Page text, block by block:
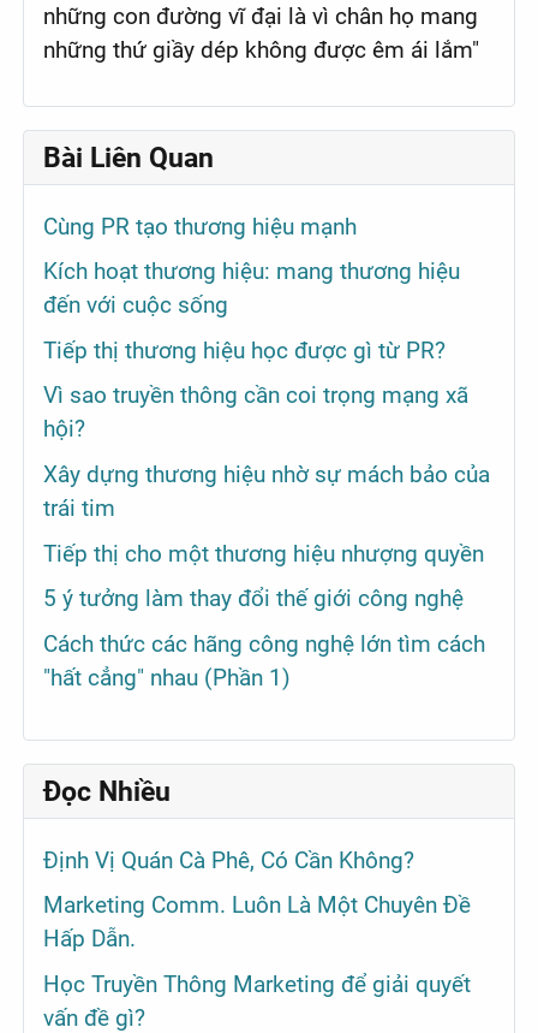
những con đường vĩ đại là vì chân họ mang
những thứ giầy dép không được êm ái lắm"
Bài Liên Quan
Cùng PR tạo thương hiệu mạnh
Kích hoạt thương hiệu: mang thương hiệu
đến với cuộc sống
Tiếp thị thương hiệu học được gì từ PR?
Vì sao truyền thông cần coi trọng mạng xã
hội?
Xây dựng thương hiệu nhờ sự mách bảo của
trái tim
Tiếp thị cho một thương hiệu nhượng quyền
5 ý tưởng làm thay đổi thế giới công nghệ
Cách thức các hãng công nghệ lớn tìm cách
"hất cẳng" nhau (Phần 1)
Đọc Nhiều
Định Vị Quán Cà Phê, Có Cần Không?
Marketing Comm. Luôn Là Một Chuyên Đề
Hấp Dẫn.
Học Truyền Thông Marketing để giải quyết
vấn đề gì?